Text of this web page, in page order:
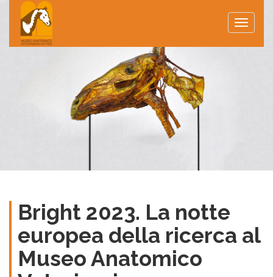
Toggle
Bright 2023. La notte
europea della ricerca al
Museo Anatomico